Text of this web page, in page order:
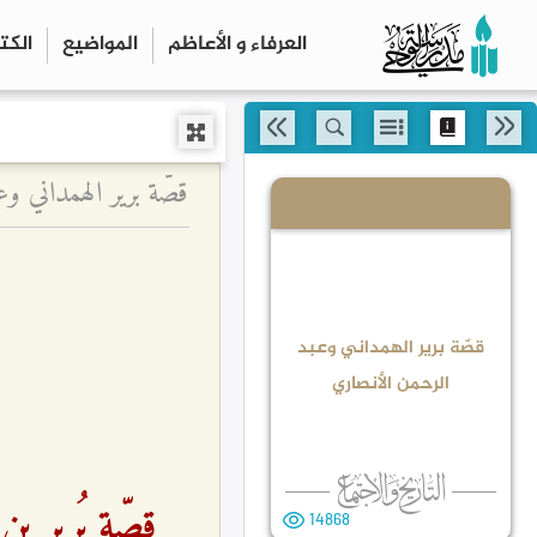
العرفاء و الأعاظم المواضیع
قصّة برير الهمداني وعبد
الرحمن الأنصاري
14868
قصّة برير الهمداني